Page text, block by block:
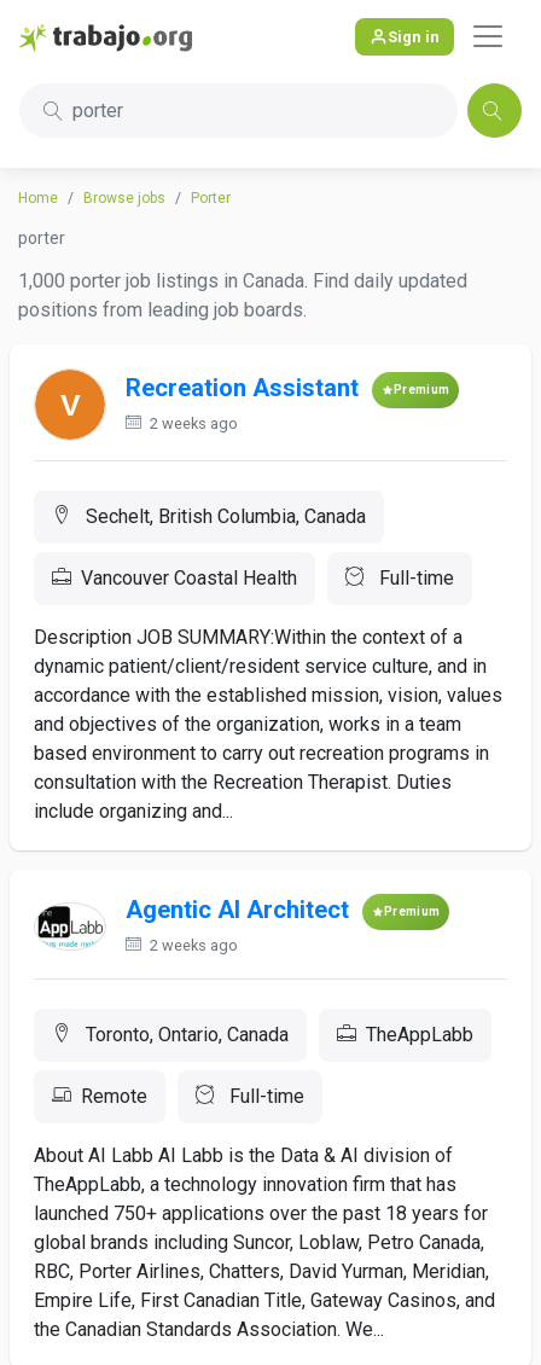
Sign in
porter
Home Browse jobs Porter
porter
1,000 porter job listings in Canada. Find daily updated
positions from leading job boards.
Recreation Assistant Premium
2 weeks ago
Sechelt, British Columbia, Canada
Vancouver Coastal Health Full-time
Description JOB SUMMARY:Within the context of a
dynamic patient/client/resident service culture, and in
accordance with the established mission, vision, values
and objectives of the organization, works in a team
based environment to carry out recreation programs in
consultation with the Recreation Therapist. Duties
include organizing and...
Agentic AI Architect Premium
2 weeks ago
Toronto, Ontario, Canada TheAppLabb
Remote Full-time
About AI Labb AI Labb is the Data & AI division of
TheAppLabb, a technology innovation firm that has
launched 750+ applications over the past 18 years for
global brands including Suncor, Loblaw, Petro Canada,
RBC, Porter Airlines, Chatters, David Yurman, Meridian,
Empire Life, First Canadian Title, Gateway Casinos, and
the Canadian Standards Association. We...